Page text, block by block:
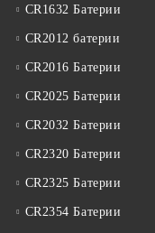
CR1632 Батерии
CR2012 батерии
CR2016 Батерии
CR2025 Батерии
CR2032 Батерии
CR2320 Батерии
CR2325 Батерии
CR2354 Батерии